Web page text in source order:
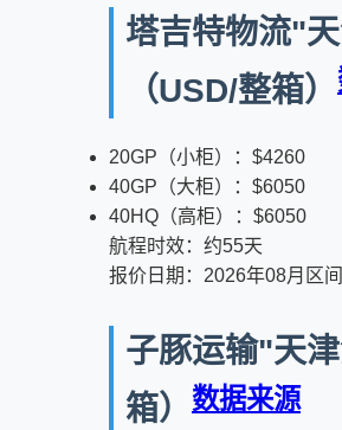
塔吉特物流"
（USD/整箱）
20GP（小柜）：$4260
40GP（大柜）：$6050
40HQ（高柜）：$6050
航程时效：约55天
报价日期：2026年08月区
子豚运输"天
箱） 数据来源